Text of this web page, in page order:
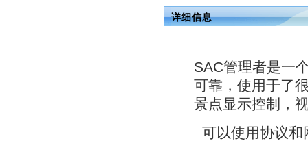
详细信息
SAC管理者是一
可靠，使用于了
景点显示控制，
可以使用协议和